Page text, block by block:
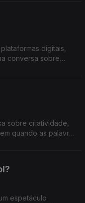
digitais,
conversa sobre
sobre criatividade,
quando as palavras
espetáculo